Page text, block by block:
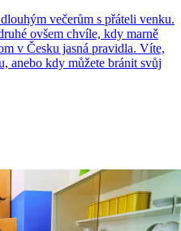
večerům s přáteli venku.
ovšem chvíle, kdy marně
v Česku jasná pravidla. Víte,
anebo kdy můžete bránit svůj